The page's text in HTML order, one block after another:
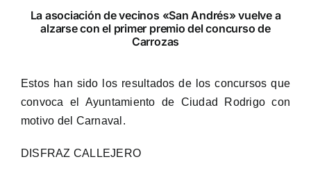
La asociación de vecinos «San Andrés» vuelve a
alzarse con el primer premio del concurso de
Carrozas
Estos han sido los resultados de los concursos que
convoca el Ayuntamiento de Ciudad Rodrigo con
motivo del Carnaval.
DISFRAZ CALLEJERO